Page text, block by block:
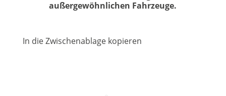
außergewöhnlichen Fahrzeuge.
In die Zwischenablage kopieren